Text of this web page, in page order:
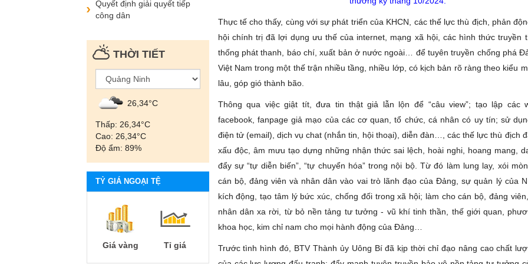
Thực tế cho thấy, cùng với sự phát triển của KHCN, các thế lực thù địch, phản
hội chính trị đã lợi dụng ưu thế của internet, mạng xã hội, các hình thức truyền
thống phát thanh, báo chí, xuất bản ở nước ngoài… để tuyên truyền chống phá
Việt Nam trong một thế trận nhiều tầng, nhiều lớp, có kịch bản rõ ràng theo kiểu
lâu, góp gió thành bão.
Thông qua việc giật tít, đưa tin thật giả lẫn lộn để “câu view”; tạo lập các
facebook, fanpage giả mạo của các cơ quan, tổ chức, cá nhân có uy tín; sử
điện tử (email), dịch vụ chat (nhắn tin, hội thoại), diễn đàn…, các thế lực thù địch
xấu độc, âm mưu tạo dựng những nhận thức sai lệch, hoài nghi, hoang mang,
đẩy sự “tự diễn biến”, “tự chuyển hóa” trong nội bộ. Từ đó làm lung lay, xói
cán bộ, đảng viên và nhân dân vào vai trò lãnh đạo của Đảng, sự quản lý của
kích động, tạo tâm lý bức xúc, chống đối trong xã hội; làm cho cán bộ, đảng
nhân dân xa rời, từ bỏ nền tảng tư tưởng - vũ khí tinh thần, thế giới quan,
khoa học, kim chỉ nam cho mọi hành động của Đảng…
Trước tình hình đó, BTV Thành ủy Uông Bí đã kịp thời chỉ đạo nâng cao chất
Quyết định giải quyết tiếp
công dân
THỜI TIẾT
26,34°С
Thấp: 26,34°С
Cao: 26,34°С
Độ ẩm: 89%
TỶ GIÁ NGOẠI TỆ
Giá vàng Tỉ giá